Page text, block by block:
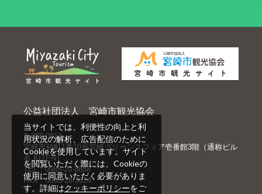
公益社団法人 宮崎市観光協会
〒880-0811
宮崎市錦町1番10号宮崎グリーンスフィア壱番館3階（通称ビル
名 KITEN）
TEL：0985-20-8658
FAX：0985-28-3614
当サイトでは、利便性の向上と利
用状況の解析、広告配信のために
Cookieを使用しています。サイト
を閲覧いただく際には、Cookieの
使用に同意いただく必要がありま
す。詳細はクッキーポリシーをご